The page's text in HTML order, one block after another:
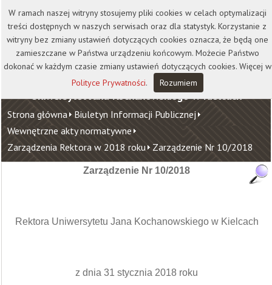
Kontakt Biblioteka
Wydawnictwo
Wirtualna Uczelnia
Uniwersytet Jana Kochanowskiego w Kielcach
Strona główna Biuletyn Informacji Publicznej
Wewnętrzne akty normatywne
Zarządzenia Rektora w 2018 roku Zarządzenie Nr 10/2018
Zarządzenie Nr 10/2018
Rektora Uniwersytetu Jana Kochanowskiego w Kielcach
z dnia 31 stycznia 2018 roku
W ramach naszej witryny stosujemy pliki cookies w celach optymalizacji
treści dostępnych w naszych serwisach oraz dla statystyk. Korzystanie z
witryny bez zmiany ustawień dotyczących cookies oznacza, że będą one
zamieszczane w Państwa urządzeniu końcowym. Możecie Państwo
dokonać w każdym czasie zmiany ustawień dotyczących cookies. Więcej w
Polityce Prywatności. Rozumiem